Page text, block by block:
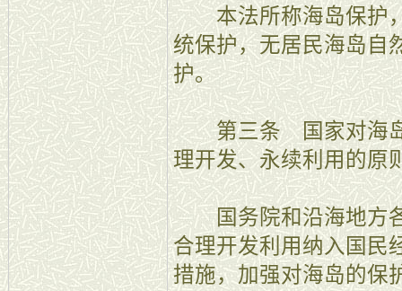
本法所称海岛保护，
统保护，无居民海岛自
护。
第三条 国家对海岛
理开发、永续利用的原
国务院和沿海地方各
合理开发利用纳入国民
措施，加强对海岛的保